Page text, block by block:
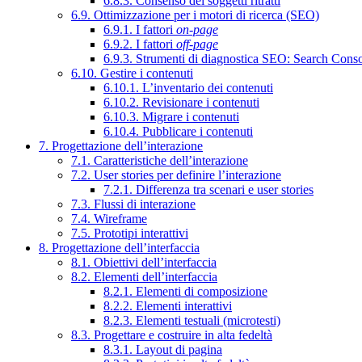
6.9. Ottimizzazione per i motori di ricerca (SEO)
6.9.1. I fattori on-page
6.9.2. I fattori off-page
6.9.3. Strumenti di diagnostica SEO: Search
6.10. Gestire i contenuti
6.10.1. L’inventario dei contenuti
6.10.2. Revisionare i contenuti
6.10.3. Migrare i contenuti
6.10.4. Pubblicare i contenuti
7. Progettazione dell’interazione
7.1. Caratteristiche dell’interazione
7.2. User stories per definire l’interazione
7.2.1. Differenza tra scenari e user stories
7.3. Flussi di interazione
7.4. Wireframe
7.5. Prototipi interattivi
8. Progettazione dell’interfaccia
8.1. Obiettivi dell’interfaccia
8.2. Elementi dell’interfaccia
8.2.1. Elementi di composizione
8.2.2. Elementi interattivi
8.2.3. Elementi testuali (microtesti)
8.3. Progettare e costruire in alta fedeltà
8.3.1. Layout di pagina